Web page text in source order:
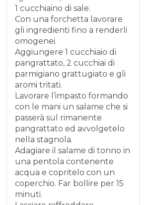
1 cucchiaino di sale.
Con una forchetta lavorare
gli ingredienti fino a renderli
omogenei.
Aggiungere 1 cucchiaio di
pangrattato, 2 cucchiai di
parmigiano grattugiato e gli
aromi tritati.
Lavorare l’impasto formando
con le mani un salame che si
passerà sul rimanente
pangrattato ed avvolgetelo
nella stagnola.
Adagiare il salame di tonno in
una pentola contenente
acqua e copritelo con un
coperchio. Far bollire per 15
minuti.